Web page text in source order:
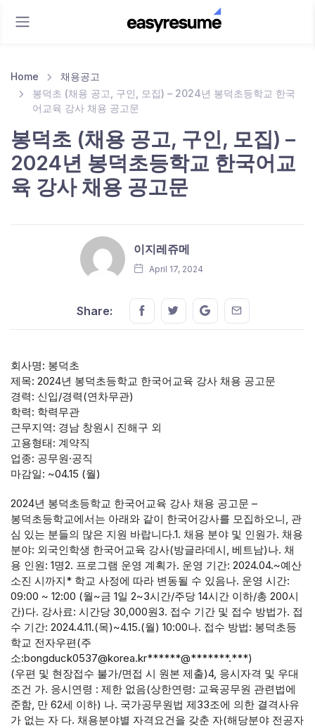
Home
채용공고
봉덕초 (채용 공고, 구인, 모집) – 2024년 봉덕초등학교 한국
어교육 강사 채용 공고문
봉덕초 (채용 공고, 구인, 모집) –
2024년 봉덕초등학교 한국어교
육 강사 채용 공고문
이지레쥬메
April 17, 2024
Share: Share this on FaceBook
Share this on Twitter
Share this on GMail
Share this on
회사명: 봉덕초
제목: 2024년 봉덕초등학교 한국어교육 강사 채용 공고문
경력: 신입/경력(연차무관)
학력: 학력무관
근무지역: 경남 창원시 진해구 외
고용형태: 계약직
업종: 공무원·공직
마감일: ~04.15 (월)
2024년 봉덕초등학교 한국어교육 강사 채용 공고문 –
봉덕초등학교에서는 아래와 같이 한국어강사를 모집하오니, 관
심 있는 분들의 많은 지원 바랍니다.1. 채용 분야 및 인원가. 채용
분야: 외국인학생 한국어교육 강사(방글라데시, 베트남)나. 채
용 인원: 1명2. 프로그램 운영 계획가. 운영 기간: 2024.04.~예산
소진 시까지* 학교 사정에 따라 변동될 수 있음나. 운영 시간:
09:00 ~ 12:00 (월~금 1일 2~3시간/주당 14시간 이하/총 200시
간)다. 강사료: 시간당 30,000원3. 접수 기간 및 접수 방법가. 접
수 기간: 2024.4.11.(목)~4.15.(월) 10:00나. 접수 방법: 봉덕초등
학교 전자우편(주
소:bongduck0537@korea.kr******@*******.***)
(우편 및 현장접수 불가/면접 시 원본 제출)4, 응시자격 및 우대
조건 가. 응시연령 : 제한 없음(상한연령: 교육공무원 관련법에
준함, 만 62세 이하) 나. 국가공무원법 제33조에 의한 결격사유
가 없는 자 다. 채용분야별 자격요건을 갖춘 자(해당분야 전공자